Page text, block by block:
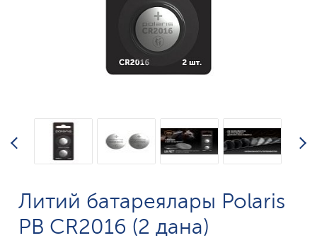
Литий батареялары Polaris
PB CR2016 (2 дана)